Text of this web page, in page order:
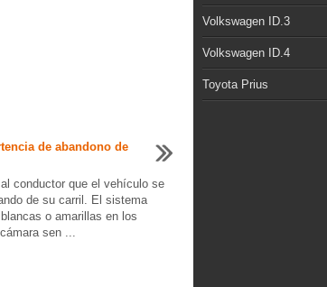
de abandono de
conductor que el vehículo se
de su carril. El sistema
o amarillas en los
sen ...
Volkswagen ID.3
Volkswagen ID.4
Toyota Prius